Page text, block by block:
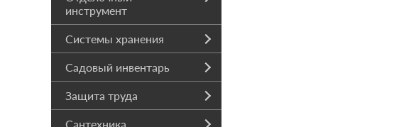
инструмент
Системы хранения
Садовый инвентарь
Защита труда
Сантехника,